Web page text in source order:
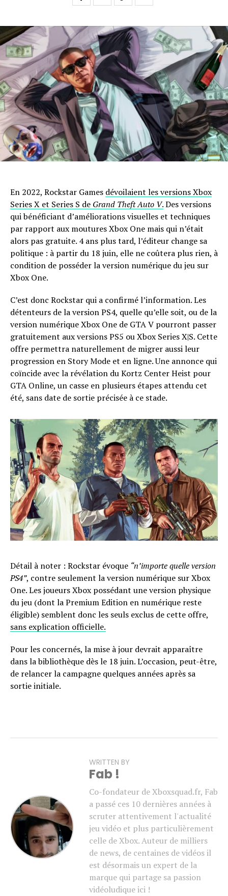
En 2022, Rockstar Games dévoilaient les versions Xbox
Series X et Series S de Grand Theft Auto V.Des versions
qui bénéficiant d’améliorations visuelles et techniques
par rapport aux moutures Xbox One mais qui n’était
alors pas gratuite. 4 ans plus tard, l’éditeur change sa
politique : à partir du 18 juin, elle ne coûtera plus rien, à
condition de posséder la version numérique du jeu sur
Xbox One.
C’est donc Rockstar qui a confirmé l’information. Les
détenteurs de la version PS4, quelle qu’elle soit, ou de la
version numérique Xbox One de GTA V pourront passer
gratuitement aux versions PS5 ou Xbox Series X|S. Cette
offre permettra naturellement de migrer aussi leur
progression en Story Mode et en ligne. Une annonce qui
coïncide avec la révélation du Kortz Center Heist pour
GTA Online, un casse en plusieurs étapes attendu cet
été, sans date de sortie précisée à ce stade.
Détail à noter : Rockstar évoque “n’importe quelle version
PS4”, contre seulement la version numérique sur Xbox
One. Les joueurs Xbox possédant une version physique
du jeu (dont la Premium Edition en numérique reste
éligible) semblent donc les seuls exclus de cette offre,
sans explication officielle.
Pour les concernés, la mise à jour devrait apparaître
dans la bibliothèque dès le 18 juin. L’occasion, peut-être,
de relancer la campagne quelques années après sa
sortie initiale.
WRITTEN BY
Fab !
Co-fondateur de Xboxsquad.fr, Fab
a passé ces 10 dernières années à
scruter attentivement l'actualité
jeu vidéo et plus particulièrement
celle de Xbox. Auteur de milliers
de news, de centaines de vidéos il
est désormais un expert de la
marque qui partage sa passion
vidéoludique ici !